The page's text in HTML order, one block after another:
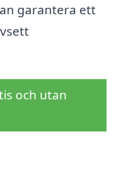
garantera ett
och utan